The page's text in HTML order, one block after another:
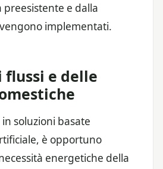
e dalla
implementati.
flussi e delle
soluzioni basate
è opportuno
energetiche della